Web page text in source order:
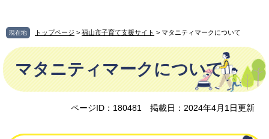
ジ
先
頭
で
ュ
を
飛
ば
現在地 トップページ > 福山市子育て支援サイト > マタニティマークについて
本
文
マタニティマークについて
ページID：180481 掲載日：2024年4月1日更新